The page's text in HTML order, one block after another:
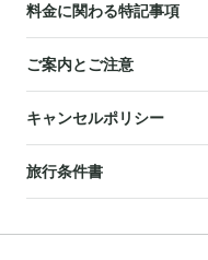
料金に関わる特記事項
ご案内とご注意
キャンセルポリシー
旅行条件書